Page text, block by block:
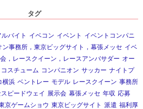
タグ
ルバイト イベコン イベント イベントコンパニ
ン事務所，東京ビッグサイト，幕張メッセ イベ
，レースクイーン，レースアンバサダー オー
コスチューム コンパニオン サッカー ナイトプ
横浜 ベントレー モデル レースクイーン 事務所
ピードウェイ 展示会 幕張メッセ 年収 応募
京ゲームショウ 東京ビッグサイト 派遣 福利厚